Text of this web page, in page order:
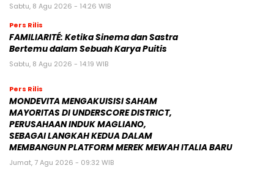
Sabtu, 8 Agu 2026 - 14:26 WIB
Pers Rilis
FAMILIARITÉ: Ketika Sinema dan Sastra
Bertemu dalam Sebuah Karya Puitis
Sabtu, 8 Agu 2026 - 14:19 WIB
Pers Rilis
MONDEVITA MENGAKUISISI SAHAM
MAYORITAS DI UNDERSCORE DISTRICT,
PERUSAHAAN INDUK MAGLIANO,
SEBAGAI LANGKAH KEDUA DALAM
MEMBANGUN PLATFORM MEREK MEWAH ITALIA BARU
Jumat, 7 Agu 2026 - 09:32 WIB